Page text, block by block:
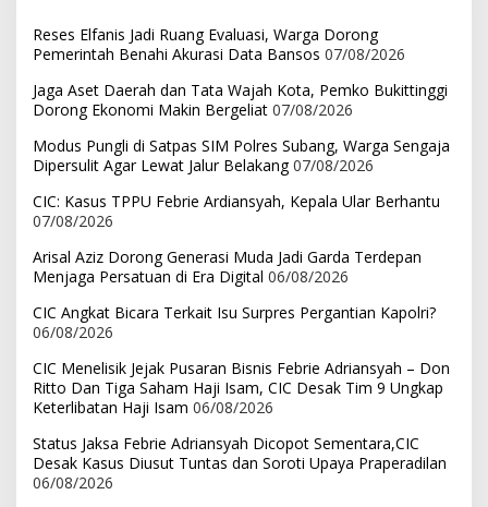
Reses Elfanis Jadi Ruang Evaluasi, Warga Dorong
Pemerintah Benahi Akurasi Data Bansos 07/08/2026
Jaga Aset Daerah dan Tata Wajah Kota, Pemko Bukittinggi
Dorong Ekonomi Makin Bergeliat 07/08/2026
Modus Pungli di Satpas SIM Polres Subang, Warga Sengaja
Dipersulit Agar Lewat Jalur Belakang 07/08/2026
CIC: Kasus TPPU Febrie Ardiansyah, Kepala Ular Berhantu
07/08/2026
Arisal Aziz Dorong Generasi Muda Jadi Garda Terdepan
Menjaga Persatuan di Era Digital 06/08/2026
CIC Angkat Bicara Terkait Isu Surpres Pergantian Kapolri?
06/08/2026
CIC Menelisik Jejak Pusaran Bisnis Febrie Adriansyah – Don
Ritto Dan Tiga Saham Haji Isam, CIC Desak Tim 9 Ungkap
Keterlibatan Haji Isam 06/08/2026
Status Jaksa Febrie Adriansyah Dicopot Sementara,CIC
Desak Kasus Diusut Tuntas dan Soroti Upaya Praperadilan
06/08/2026